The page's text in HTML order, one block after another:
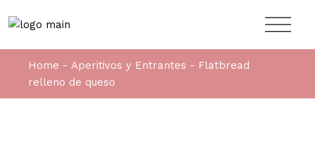
Home Aperitivos y Entrantes
Flatbread
relleno de queso